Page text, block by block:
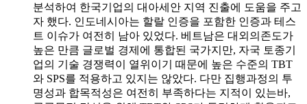
분석하여 한국기업의 대아세안 지역 진출에 도움을 주고
자 했다. 인도네시아는 할랄 인증을 포함한 인증과 테스
트 이슈가 여전히 남아 있었다. 베트남은 대외의존도가
높은 만큼 글로벌 경제에 통합된 국가지만, 자국 토종기
업의 기술 경쟁력이 열위이기 때문에 높은 수준의 TBT
와 SPS를 적용하고 있지는 않았다. 다만 집행과정의 투
명성과 합목적성은 여전히 부족하다는 지적이 있는바,